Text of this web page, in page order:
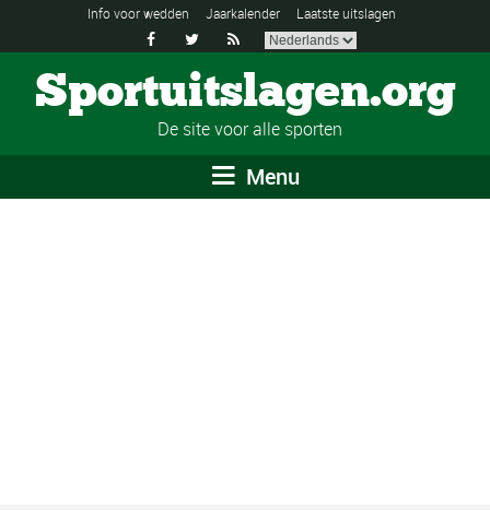
Info voor wedden Jaarkalender Laatste uitslagen
  
Sportuitslagen.org
De site voor alle sporten
Menu